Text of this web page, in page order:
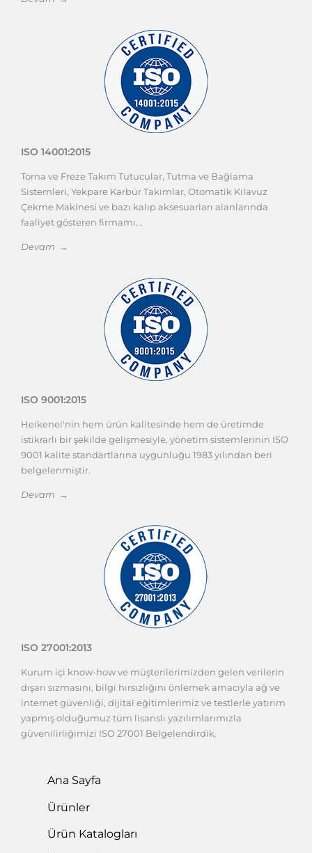
ISO 14001:2015
Torna ve Freze Takım Tutucular, Tutma ve Bağlama
Sistemleri, Yekpare Karbür Takımlar, Otomatik Kılavuz
Çekme Makinesi ve bazı kalıp aksesuarları alanlarında
faaliyet gösteren firmamı...
Devam →
ISO 9001:2015
Heikenei'nin hem ürün kalitesinde hem de üretimde
istikrarlı bir şekilde gelişmesiyle, yönetim sistemlerinin ISO
9001 kalite standartlarına uygunluğu 1983 yılından beri
belgelenmiştir.
Devam →
ISO 27001:2013
Kurum içi know-how ve müşterilerimizden gelen verilerin
dışarı sızmasını, bilgi hırsızlığını önlemek amacıyla ağ ve
internet güvenliği, dijital eğitimlerimiz ve testlerle yatırım
yapmış olduğumuz tüm lisanslı yazılımlarımızla
güvenilirliğimizi ISO 27001 Belgelendirdik.
Ana Sayfa
Ürünler
Ürün Katalogları